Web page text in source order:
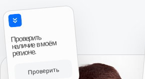
наличии( в коробке, с документами с завода и
гарантией на один год), во вторых при покупке
понравилось что было из чего выбирать, то есть
причём при выборе даже колебались что взять,
новую или после переборки, потому что даже
после переборки выглядели очень достойно,
аккуратненько в специальных чехлах для них,
все болты новые, помечены краской, в третьих